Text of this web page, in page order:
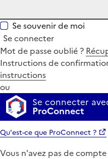
Se souvenir de moi
Se connecter
Mot de passe oublié ?
Instructions de
instructions
ou
Se connecter
ProConnect
Qu'est-ce que ProConnect ?
Vous n'avez pas de compte